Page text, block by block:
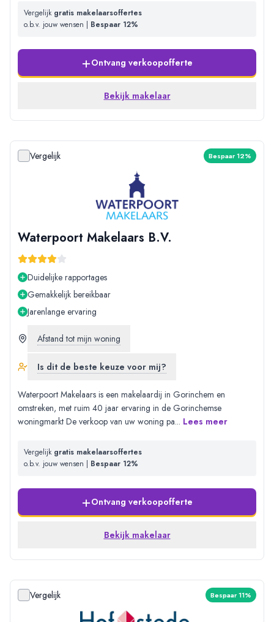
Vergelijk gratis makelaarsoffertes
o.b.v. jouw wensen | Bespaar 12%
+Ontvang verkoopofferte
Bekijk makelaar
Vergelijk Bespaar 12%
Waterpoort Makelaars B.V.
Duidelijke rapportages
Gemakkelijk bereikbaar
Jarenlange ervaring
Afstand tot mijn woning
Is dit de beste keuze voor mij?
Waterpoort Makelaars is een makelaardij in Gorinchem en
omstreken, met ruim 40 jaar ervaring in de Gorinchemse
woningmarkt De verkoop van uw woning pa... Lees meer
Vergelijk gratis makelaarsoffertes
o.b.v. jouw wensen | Bespaar 12%
+Ontvang verkoopofferte
Bekijk makelaar
Vergelijk Bespaar 11%